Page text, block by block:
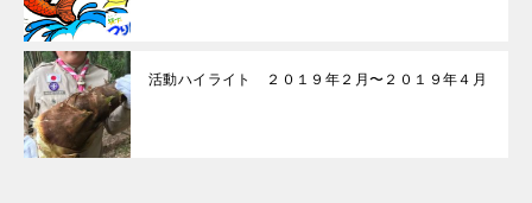
活動ハイライト ２０１９年２月〜２０１９年４月